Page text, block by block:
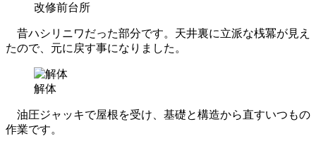
改修前台所
昔ハシリニワだった部分です。天井裏に立派な桟冪が見え
たので、元に戻す事になりました。
解体
油圧ジャッキで屋根を受け、基礎と構造から直すいつもの
作業です。